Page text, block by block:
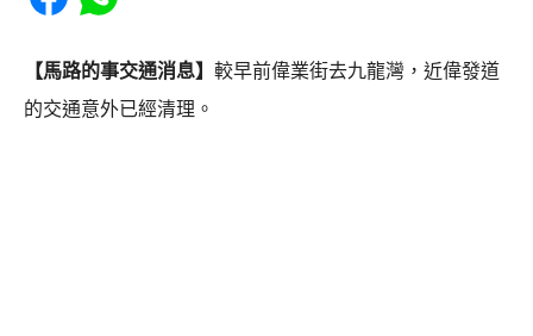
【馬路的事交通消息】 較早前偉業街去九龍灣，近偉發道
的交通意外已經清理。